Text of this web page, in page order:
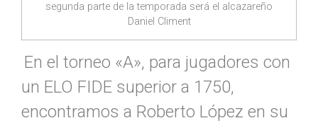
segunda parte de la temporada será el alcazareño
Daniel Climent
En el torneo «A», para jugadores con
un ELO FIDE superior a 1750,
encontramos a Roberto López en su